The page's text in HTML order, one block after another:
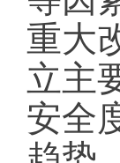
重大
立主
安全